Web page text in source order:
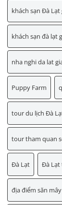
khách sạn Đà
khách sạn đà lạt
nha nghi da lat
Puppy Farm
tour du lịch Đà
tour tham quan
Đà Lạt Đà Lạt
địa điểm săn